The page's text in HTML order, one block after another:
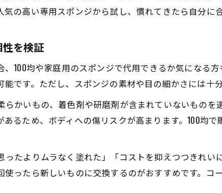
の高い専用スポンジから試し、慣れてきたら自分に
を検証
100均や家庭用のスポンジで代用できるか気になる
です。ただし、スポンジの素材や目の細かさには十分
かいもの、着色剤や研磨剤が含まれていないものを
るため、ボディへの傷リスクが高まります。100均
たよりムラなく塗れた」「コストを抑えつつきれ
ったら新しいものに交換するのがおすすめです。コ